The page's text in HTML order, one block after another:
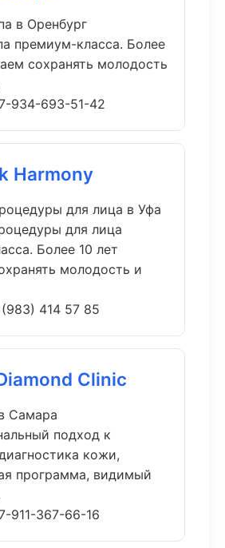
в Оренбург
премиум-класса. Более
сохранять молодость
934-693-51-42
Harmony
для лица в Уфа
для лица
Более 10 лет
молодость и
414 57 85
Clinic
Самара
подход к
кожи,
программа, видимый
911-367-66-16